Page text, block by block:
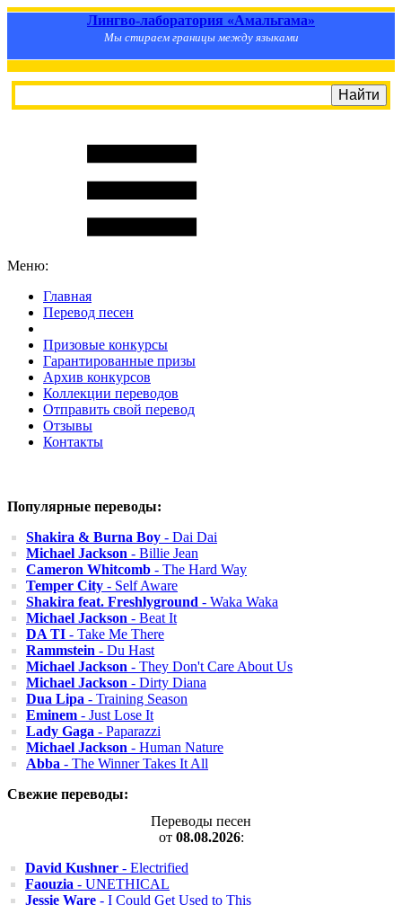
Лингво-лаборатория «Амальгама»
Мы стираем границы между языками
Меню:
Главная
Перевод песен
Призовые конкурсы
Гарантированные призы
Архив конкурсов
Коллекции переводов
Отправить свой перевод
Отзывы
Контакты
Популярные переводы:
Shakira & Burna Boy - Dai Dai
Michael Jackson - Billie Jean
Cameron Whitcomb - The Hard Way
Temper City - Self Aware
Shakira feat. Freshlyground - Waka Waka
Michael Jackson - Beat It
DA TI - Take Me There
Rammstein - Du Hast
Michael Jackson - They Don't Care About Us
Michael Jackson - Dirty Diana
Dua Lipa - Training Season
Eminem - Just Lose It
Lady Gaga - Paparazzi
Michael Jackson - Human Nature
Abba - The Winner Takes It All
Свежие переводы:
Переводы песен
от 08.08.2026:
David Kushner - Electrified
Faouzia - UNETHICAL
Jessie Ware - I Could Get Used to This